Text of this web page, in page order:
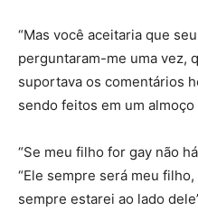
“Mas você aceitaria que
perguntaram-me uma vez,
suportava os comentários
sendo feitos em um almoço
“Se meu filho for gay não
“Ele sempre será meu
sempre estarei ao lado